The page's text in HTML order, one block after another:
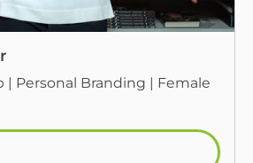
| Personal Branding | Female